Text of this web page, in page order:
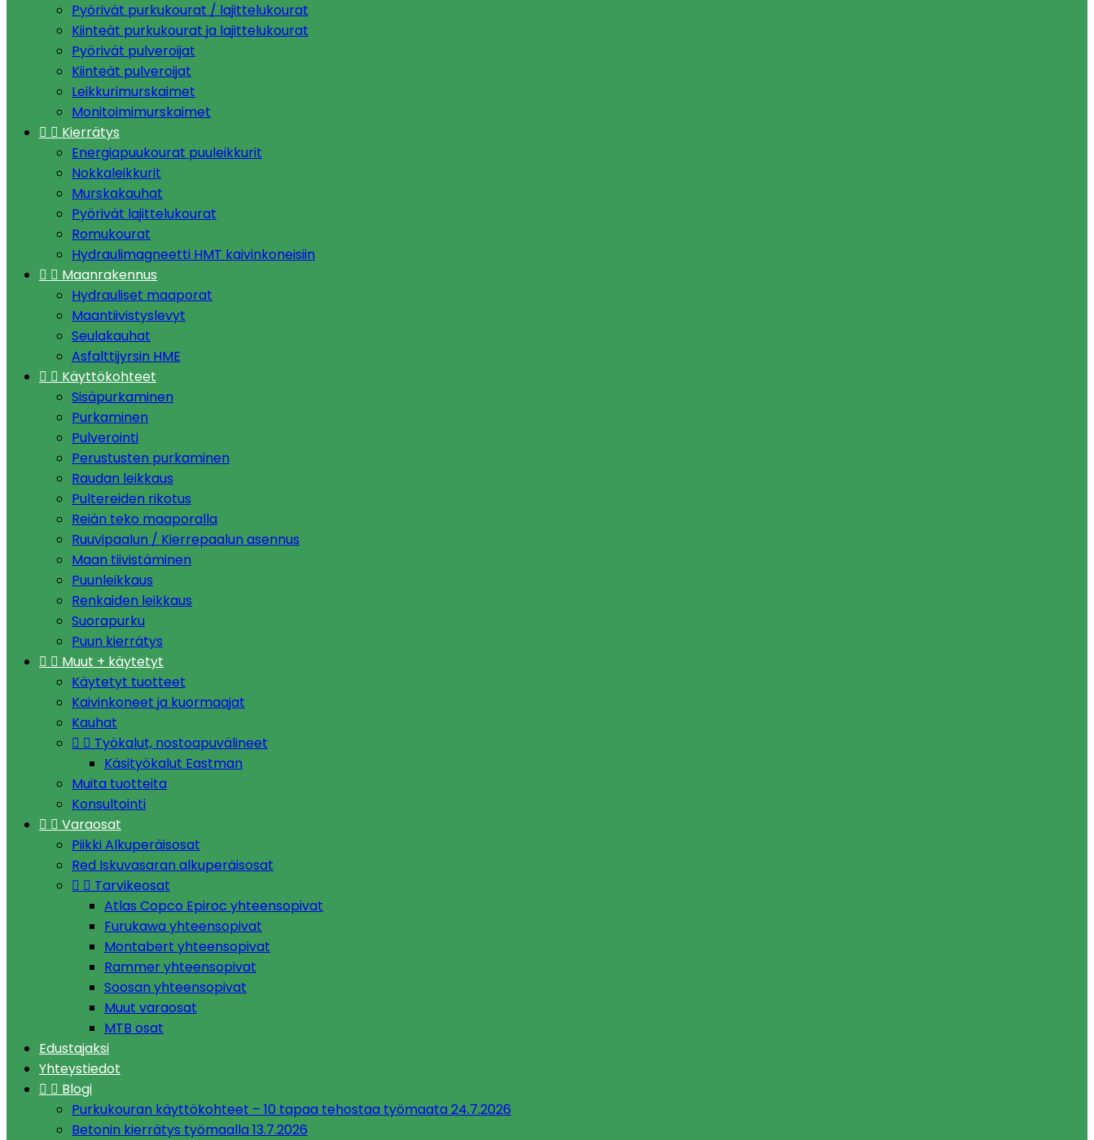
Pyörivät purkukourat / lajittelukourat
Kiinteät purkukourat ja lajittelukourat
Pyörivät pulveroijat
Kiinteät pulveroijat
Leikkurimurskaimet
Monitoimimurskaimet
  Kierrätys
Energiapuukourat puuleikkurit
Nokkaleikkurit
Murskakauhat
Pyörivät lajittelukourat
Romukourat
Hydraulimagneetti HMT kaivinkoneisiin
  Maanrakennus
Hydrauliset maaporat
Maantiivistyslevyt
Seulakauhat
Asfalttijyrsin HME
  Käyttökohteet
Sisäpurkaminen
Purkaminen
Pulverointi
Perustusten purkaminen
Raudan leikkaus
Pultereiden rikotus
Reiän teko maaporalla
Ruuvipaalun / Kierrepaalun asennus
Maan tiivistäminen
Puunleikkaus
Renkaiden leikkaus
Suorapurku
Puun kierrätys
  Muut + käytetyt
Käytetyt tuotteet
Kaivinkoneet ja kuormaajat
Kauhat
  Työkalut, nostoapuvälineet
Käsityökalut Eastman
Muita tuotteita
Konsultointi
  Varaosat
Piikki Alkuperäisosat
Red Iskuvasaran alkuperäisosat
  Tarvikeosat
Atlas Copco Epiroc yhteensopivat
Furukawa yhteensopivat
Montabert yhteensopivat
Rammer yhteensopivat
Soosan yhteensopivat
Muut varaosat
MTB osat
Edustajaksi
Yhteystiedot
  Blogi
Purkukouran käyttökohteet – 10 tapaa tehostaa työmaata 24.7.2026
Betonin kierrätys työmaalla 13.7.2026